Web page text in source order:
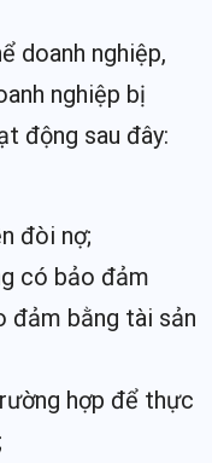
doanh nghiệp,
nghiệp bị
động sau đây:
đòi nợ;
có bảo đảm
đảm bằng tài sản
hợp để thực